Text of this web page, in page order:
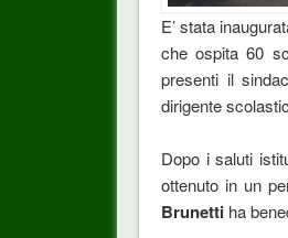
E’ stata
che ospita 60
presenti il
dirigente
Dopo i saluti
ottenuto in un
Brunettiha